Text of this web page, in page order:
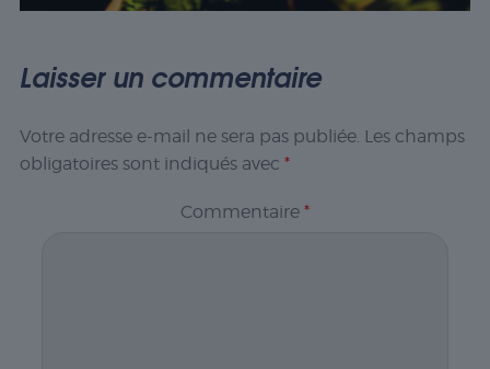
Laisser un commentaire
Votre adresse e-mail ne sera pas publiée. Les champs
obligatoires sont indiqués avec *
Commentaire *